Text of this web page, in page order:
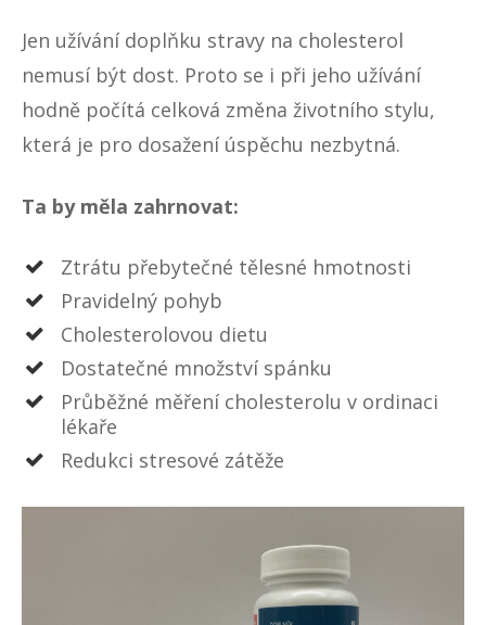
Jen užívání doplňku stravy na cholesterol
nemusí být dost. Proto se i při jeho užívání
hodně počítá celková změna životního stylu,
která je pro dosažení úspěchu nezbytná.
Ta by měla zahrnovat:
Ztrátu přebytečné tělesné hmotnosti
Pravidelný pohyb
Cholesterolovou dietu
Dostatečné množství spánku
Průběžné měření cholesterolu v ordinaci
lékaře
Redukci stresové zátěže